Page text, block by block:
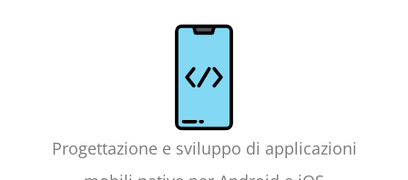
Progettazione e sviluppo di applicazioni